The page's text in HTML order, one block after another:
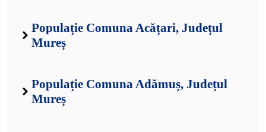
Populație Comuna Acățari, Județul
Mureș
Populație Comuna Adămuș, Județul
Mureș